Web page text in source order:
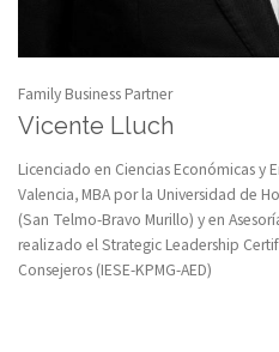
Family Business Partner
Vicente Lluch
Licenciado en Ciencias Económicas y
Valencia, MBA por la Universidad de
(San Telmo-Bravo Murillo) y en
realizado el Strategic Leadership
Consejeros (IESE-KPMG-AED)